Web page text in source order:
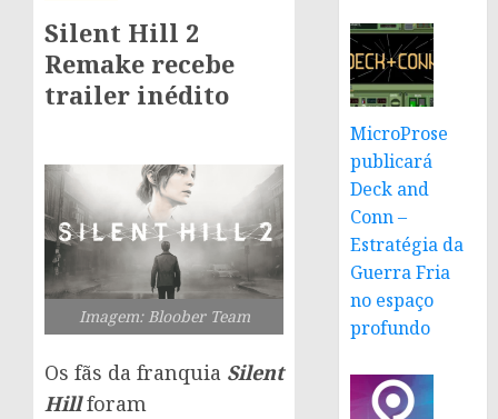
Silent Hill 2
Remake recebe
trailer inédito
Imagem: Bloober Team
Os fãs da franquia Silent
Hillforam
MicroProse
publicará
Deck and
Conn –
Estratégia da
Guerra Fria
no espaço
profundo